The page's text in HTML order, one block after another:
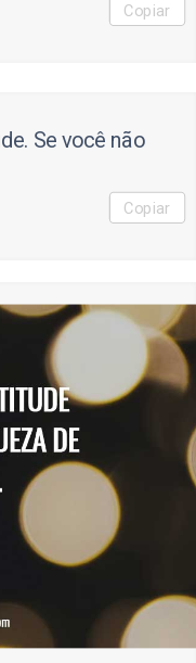
Copiar
Se você não
Copiar